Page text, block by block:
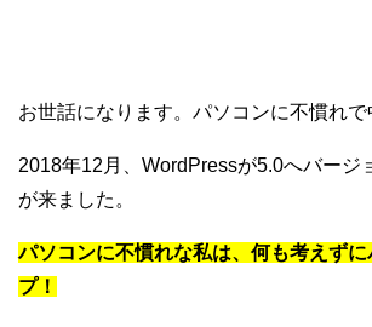
お世話になります。パソコンに不慣れで
2018年12月、WordPressが5.0へバージ
が来ました。
パソコンに不慣れな私は、何も考えずに
プ！